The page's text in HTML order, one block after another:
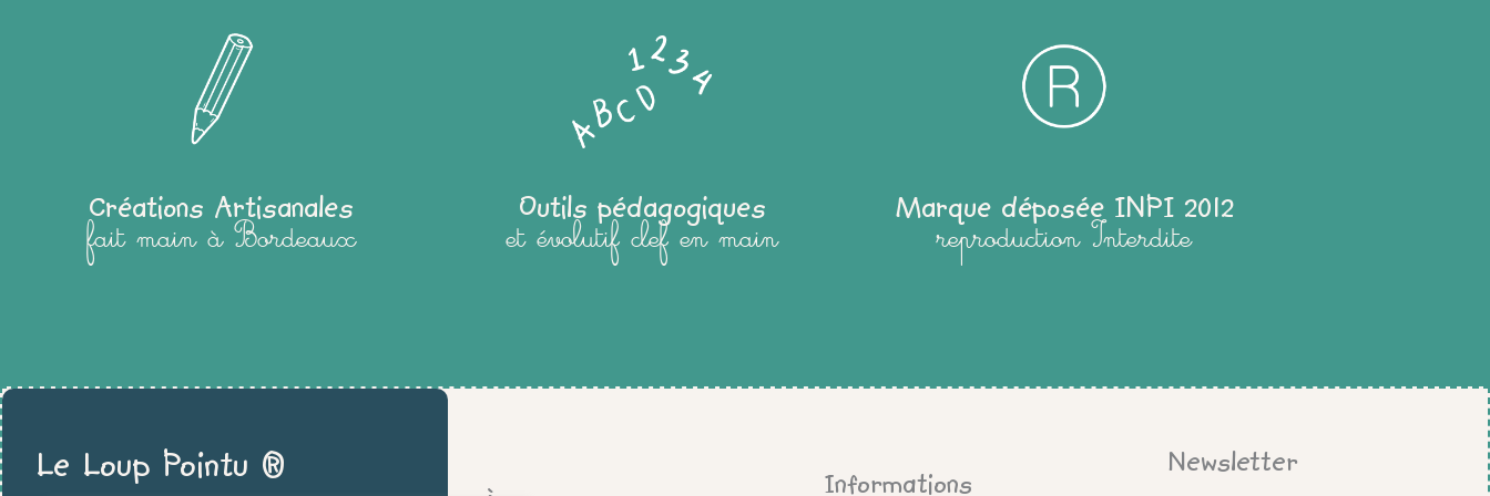
Créations Artisanales
fait main à Bordeaux
Outils pédagogiques
et évolutif clef en main
Marque déposée INPI 2012
reproduction Interdite
Le Loup Pointu ® Informations
Newsletter